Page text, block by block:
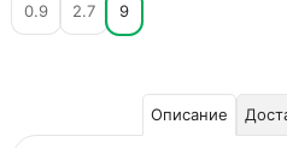
0.9
2.7 9
Описание